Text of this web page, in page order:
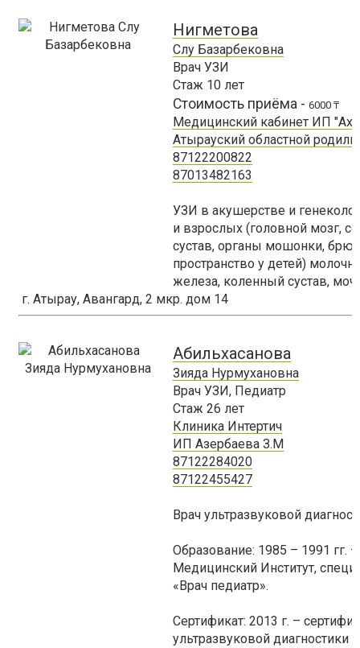
Нигметова
Слу Базарбековна
Врач УЗИ
Стаж 10 лет
Стоимость приёма -6000 ₸
Медицинский кабинет ИП
Атырауский областной
87122200822
87013482163
УЗИ в акушерстве и
и взрослых (головной мозг,
сустав, органы мошонки,
пространство у детей)
железа, коленный сустав,
г. Атырау, Авангард, 2 мкр. дом 14
Абильхасанова
Зияда Нурмухановна
Врач УЗИ, Педиатр
Стаж26 лет
Клиника Интертич
ИП Азербаева З.М
87122284020
87122455427
Врач ультразвуковой
Образование: 1985 – 1991 гг.
Медицинский Институт,
«Врач педиатр».
Сертификат: 2013 г. –
ультразвуковой диагностики